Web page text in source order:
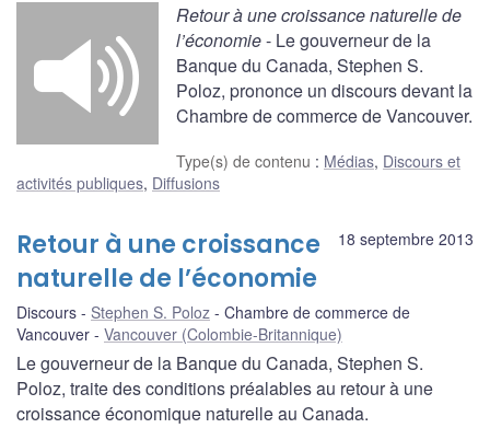
Retour à une croissance naturelle de
l’économie- Le gouverneur de la
Banque du Canada, Stephen S.
Poloz, prononce un discours devant la
Chambre de commerce de Vancouver.
Type(s) de contenu : Médias, Discours et
activités publiques, Diffusions
18 septembre 2013
Retour à une croissance
naturelle de l’économie
Discours Stephen S. Poloz
Chambre de commerce de
Vancouver
Vancouver (Colombie-Britannique)
Le gouverneur de la Banque du Canada, Stephen S.
Poloz, traite des conditions préalables au retour à une
croissance économique naturelle au Canada.